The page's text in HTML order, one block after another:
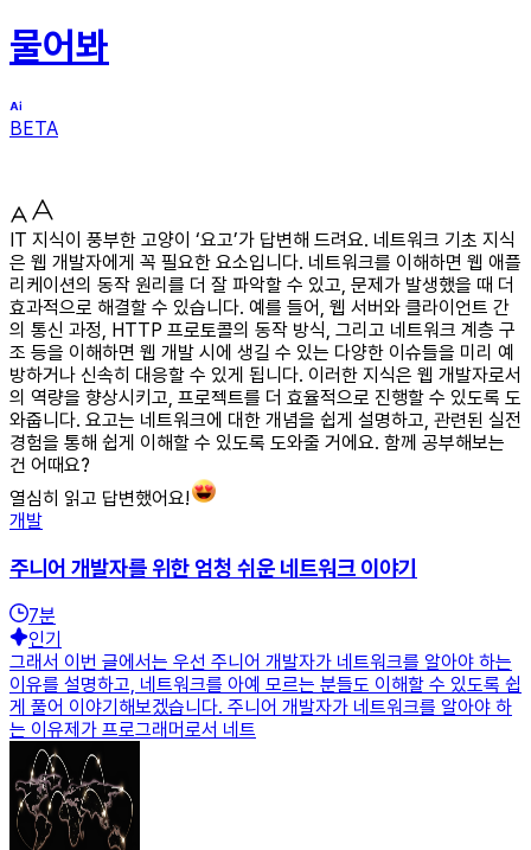
물어봐
BETA
IT 지식이 풍부한 고양이 ‘요고’가 답변해 드려요. 네트워크 기초 지식
은 웹 개발자에게 꼭 필요한 요소입니다. 네트워크를 이해하면 웹 애플
리케이션의 동작 원리를 더 잘 파악할 수 있고, 문제가 발생했을 때 더
효과적으로 해결할 수 있습니다. 예를 들어, 웹 서버와 클라이언트 간
의 통신 과정, HTTP 프로토콜의 동작 방식, 그리고 네트워크 계층 구
조 등을 이해하면 웹 개발 시에 생길 수 있는 다양한 이슈들을 미리 예
방하거나 신속히 대응할 수 있게 됩니다. 이러한 지식은 웹 개발자로서
의 역량을 향상시키고, 프로젝트를 더 효율적으로 진행할 수 있도록 도
와줍니다. 요고는 네트워크에 대한 개념을 쉽게 설명하고, 관련된 실전
경험을 통해 쉽게 이해할 수 있도록 도와줄 거에요. 함께 공부해보는
건 어때요?
열심히 읽고 답변했어요!
개발
주니어 개발자를 위한 엄청 쉬운 네트워크 이야기
7분
인기
그래서 이번 글에서는 우선 주니어 개발자가 네트워크를 알아야 하는
이유를 설명하고, 네트워크를 아예 모르는 분들도 이해할 수 있도록 쉽
게 풀어 이야기해보겠습니다. 주니어 개발자가 네트워크를 알아야 하
는 이유제가 프로그래머로서 네트